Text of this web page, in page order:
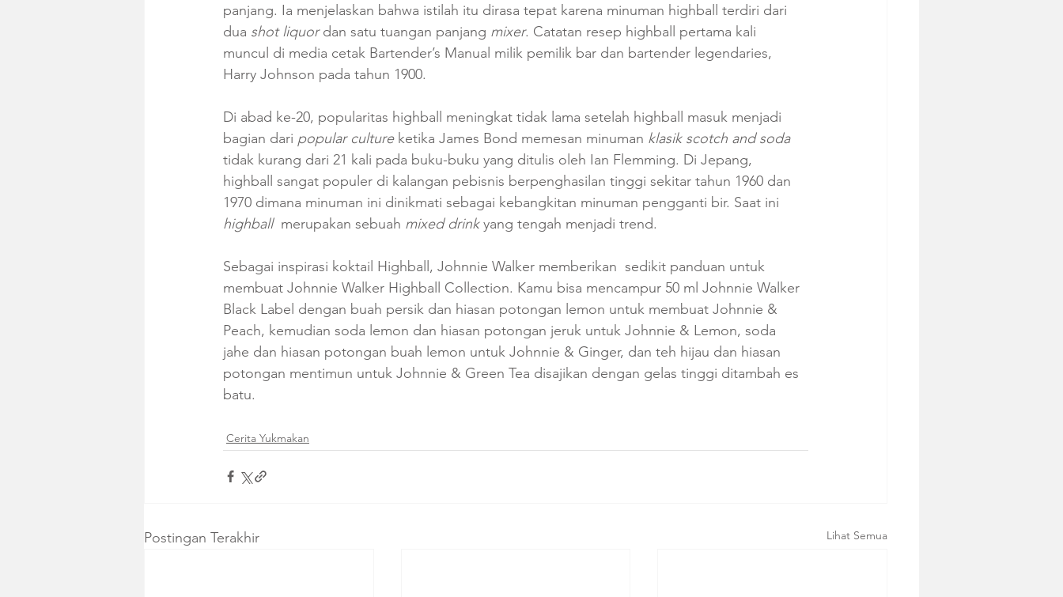
panjang. Ia menjelaskan bahwa istilah itu dirasa tepat karena minuman highball terdiri dari
dua shot liquor dan satu tuangan panjang mixer. Catatan resep highball pertama kali
muncul di media cetak Bartender’s Manual milik pemilik bar dan bartender legendaries,
Harry Johnson pada tahun 1900.
Di abad ke-20, popularitas highball meningkat tidak lama setelah highball masuk menjadi
bagian dari popular culture ketika James Bond memesan minuman klasik scotch and soda
tidak kurang dari 21 kali pada buku-buku yang ditulis oleh Ian Flemming. Di Jepang,
highball sangat populer di kalangan pebisnis berpenghasilan tinggi sekitar tahun 1960 dan
1970 dimana minuman ini dinikmati sebagai kebangkitan minuman pengganti bir. Saat ini
highball merupakan sebuah mixed drink yang tengah menjadi trend.
Sebagai inspirasi koktail Highball, Johnnie Walker memberikan  sedikit panduan untuk
membuat Johnnie Walker Highball Collection. Kamu bisa mencampur 50 ml Johnnie Walker
Black Label dengan buah persik dan hiasan potongan lemon untuk membuat Johnnie &
Peach, kemudian soda lemon dan hiasan potongan jeruk untuk Johnnie & Lemon, soda
jahe dan hiasan potongan buah lemon untuk Johnnie & Ginger, dan teh hijau dan hiasan
potongan mentimun untuk Johnnie & Green Tea disajikan dengan gelas tinggi ditambah es
batu.
Cerita Yukmakan
Postingan Terakhir Lihat Semua